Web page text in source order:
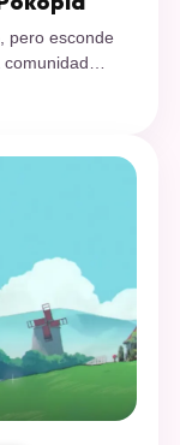
pero esconde
usar el
de marzo